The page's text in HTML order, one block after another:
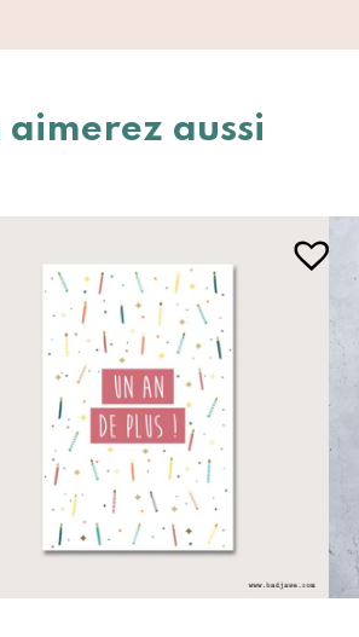
aimerez aussi